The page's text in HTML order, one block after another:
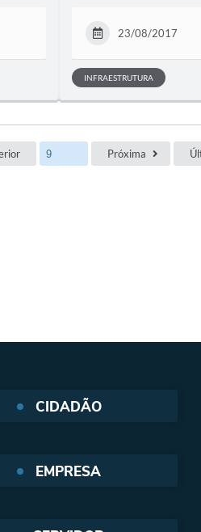
23/08/2017
INFRAESTRUTURA
Próxima
CIDADÃO
- Serviço de Informação ao
EMPRESA